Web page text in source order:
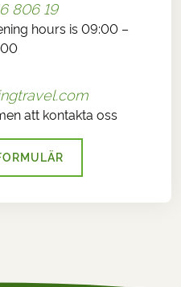
806 19
hours is 09:00 –
att kontakta oss